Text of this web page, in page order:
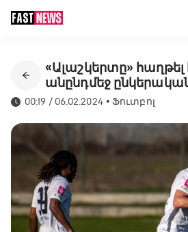
«Ալաշկերտը» հաղթել
անընդմեջ
00:19 / 06.02.2024 •Ֆուտբոլ